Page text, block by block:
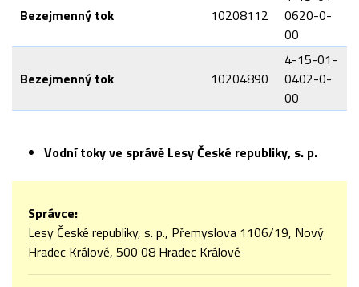
Bezejmenný tok 10208112
0620-0-
00
Bezejmenný tok 10204890
4-15-01-
0402-0-
00
Vodnítokyve správě Lesy České republiky, s. p.
Správce:
Lesy České republiky, s. p., Přemyslova 1106/19, Nový
Hradec Králové, 500 08 Hradec Králové